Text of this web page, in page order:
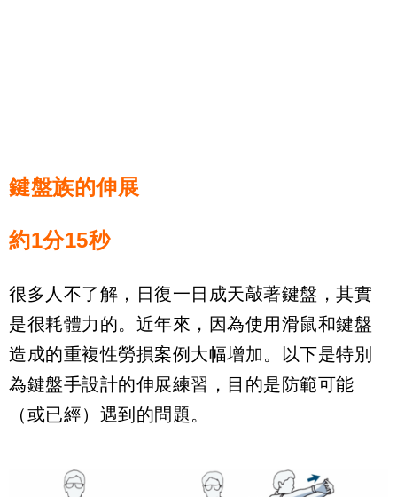
鍵盤族的伸展
約1分15秒
很多人不了解，日復一日成天敲著鍵盤，其實
是很耗體力的。近年來，因為使用滑鼠和鍵盤
造成的重複性勞損案例大幅增加。以下是特別
為鍵盤手設計的伸展練習，目的是防範可能
（或已經）遇到的問題。